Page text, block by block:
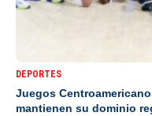
DEPORTES
Juegos
mantienen su dominio